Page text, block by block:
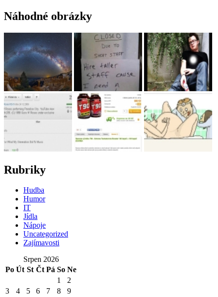
Náhodné obrázky
Rubriky
Hudba
Humor
IT
Jídla
Nápoje
Uncategorized
Zajímavosti
Srpen 2026
Po Út St Čt Pá So Ne
1
2
3
4 5 6 7 8 9